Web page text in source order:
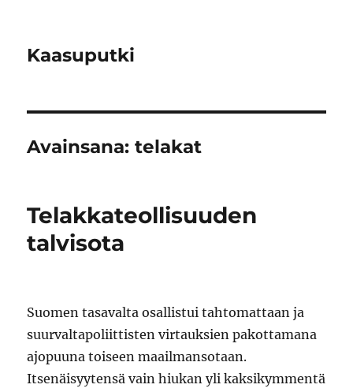
Kaasuputki
Avainsana:telakat
Telakkateollisuuden
talvisota
Suomen tasavalta osallistui tahtomattaan ja
suurvaltapoliittisten virtauksien pakottamana
ajopuuna toiseen maailmansotaan.
Itsenäisyytensä vain hiukan yli kaksikymmentä